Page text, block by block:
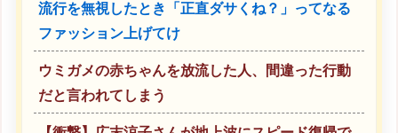
流行を無視したとき「正直ダサくね？」ってなる
ファッション上げてけ
ウミガメの赤ちゃんを放流した人、間違った行動
だと言われてしまう